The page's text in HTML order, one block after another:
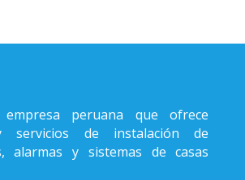
peruana que ofrece
servicios de instalación de
alarmas y sistemas de casas